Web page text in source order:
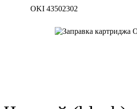
OKI 43502302